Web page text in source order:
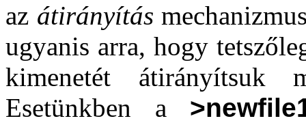
az átirányítás
ugyanis arra, hogy
kimenetét átirányítsuk
Esetünkben a